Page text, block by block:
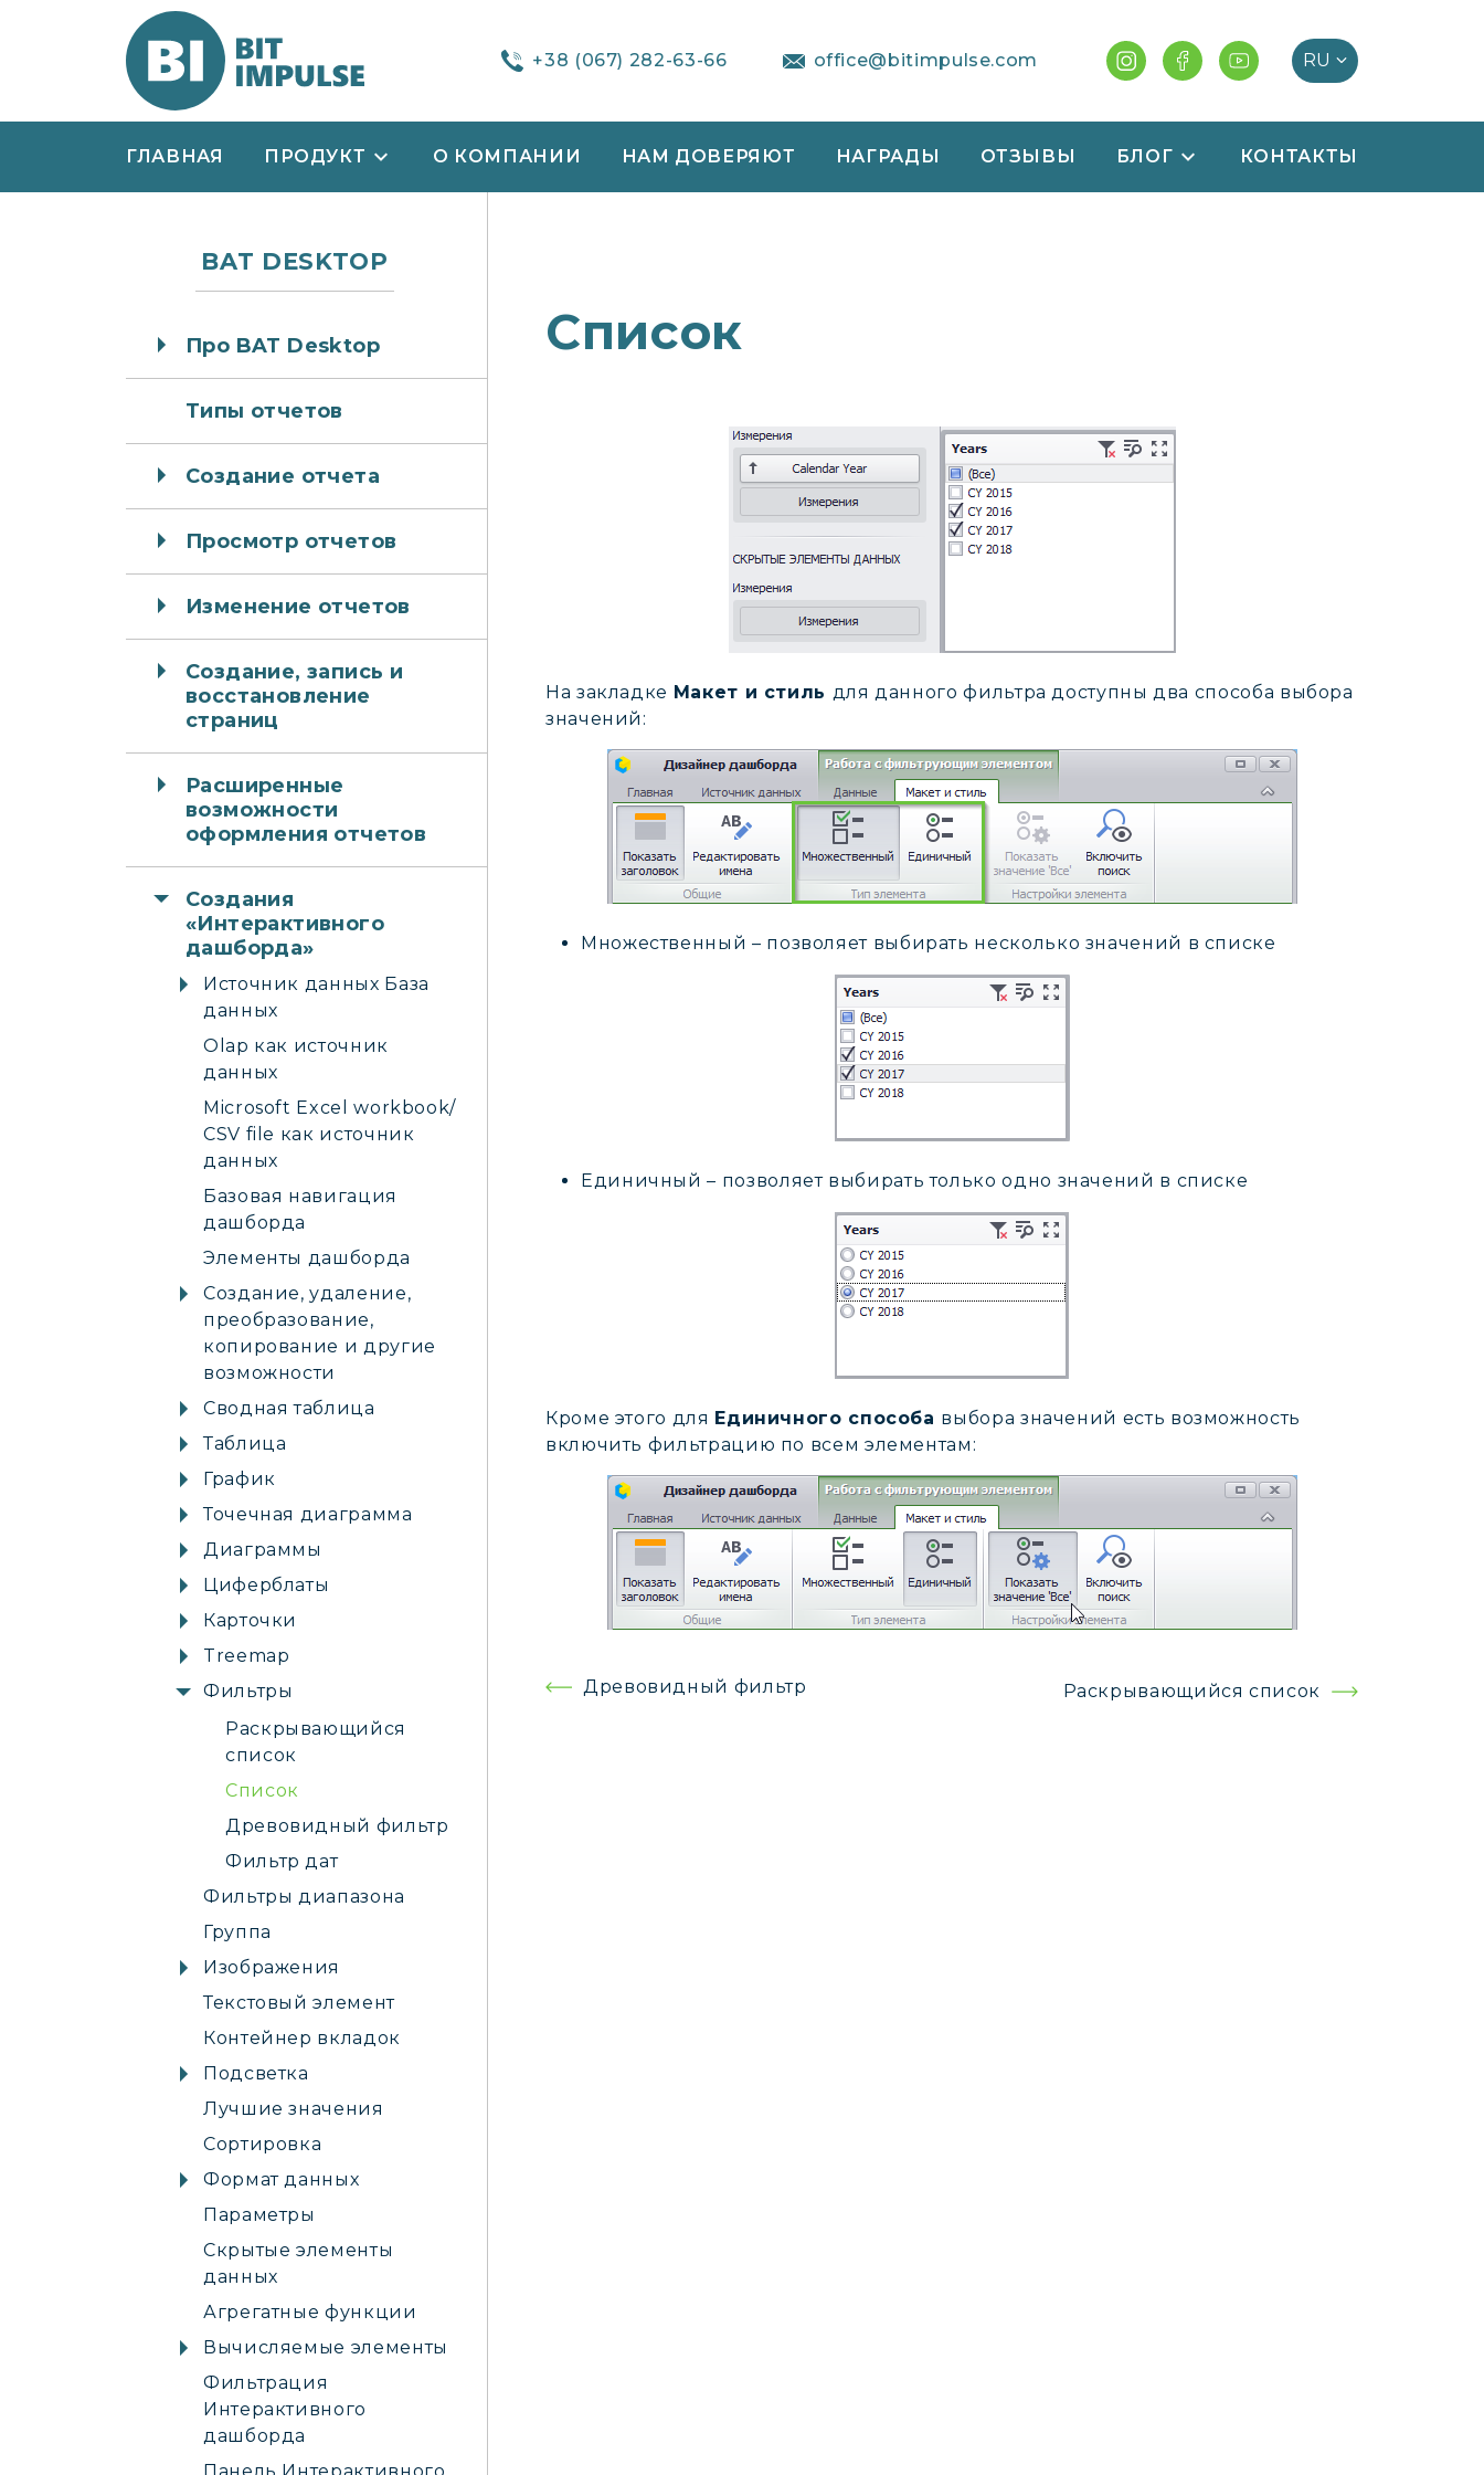
+38 (067) 282-63-66 office@bitimpulse.com
ГЛАВНАЯ ПРОДУКТ О КОМПАНИИ НАМ ДОВЕРЯЮТ НАГРАДЫ ОТЗЫВЫ БЛОГ КОНТАКТЫ
Список
На закладке Макет и стиль для данного фильтра доступны два способа выбора
значений:
Множественный – позволяет выбирать несколько значений в списке
Единичный – позволяет выбирать только одно значений в списке
Кроме этого для Единичного способа выбора значений есть возможность
включить фильтрацию по всем элементам:
Навигация
Древовидный фильтр Раскрывающийся список
BAT DESKTOP
Про BAT Desktop
Типы отчетов
Создание отчета
Просмотр отчетов
Изменение отчетов
Создание, запись и
восстановление
страниц
Расширенные
возможности
оформления отчетов
Создания
«Интерактивного
дашборда»
Источник данных База
данных
Olap как источник
данных
Microsoft Excel workbook/
CSV file как источник
данных
Базовая навигация
дашборда
Элементы дашборда
Создание, удаление,
преобразование,
копирование и другие
возможности
Сводная таблица
Таблица
График
Точечная диаграмма
Диаграммы
Циферблаты
Карточки
Treemap
Фильтры
Раскрывающийся
список
Список
Древовидный фильтр
Фильтр дат
Фильтры диапазона
Группа
Изображения
Текстовый элемент
Контейнер вкладок
Подсветка
Лучшие значения
Сортировка
Формат данных
Параметры
Скрытые элементы
данных
Агрегатные функции
Вычисляемые элементы
Фильтрация
Интерактивного
дашборда